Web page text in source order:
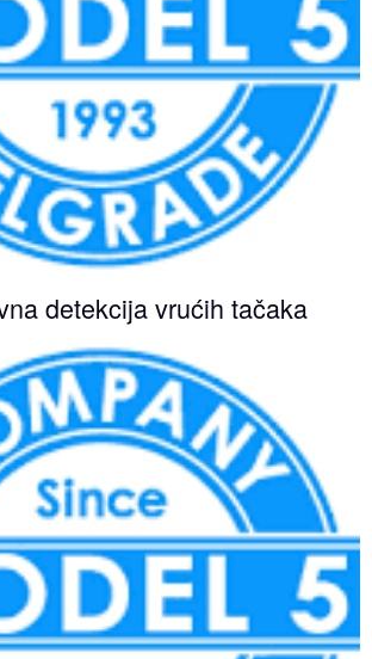
detekcija vrućih tačaka